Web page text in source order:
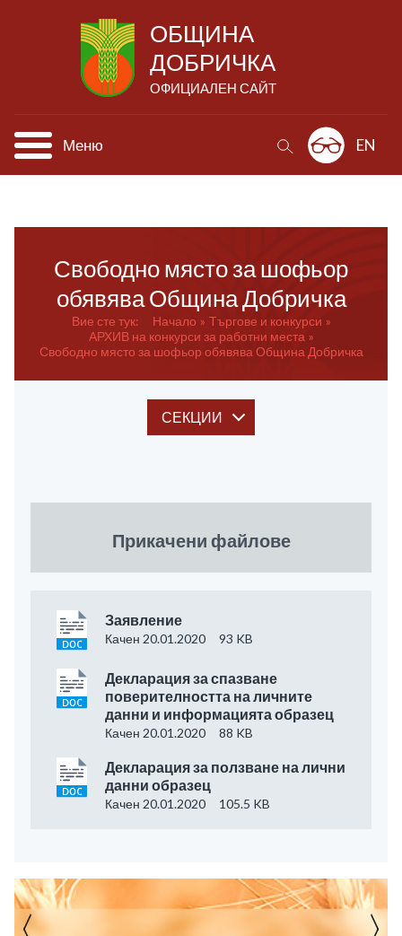
ОБЩИНА
ДОБРИЧКА
ОФИЦИАЛЕН САЙТ
Меню EN
Свободно място за шофьор
обявява Община Добричка
Вие сте тук: Начало
Tъргове и конкурси
АРХИВ на конкурси за работни места
Свободно място за шофьор обявява Община Добричка
СЕКЦИИ
Прикачени файлове
Заявление
Качен 20.01.2020 93 KB
Декларация за спазване
поверителността на личните
данни и информацията образец
Качен 20.01.2020 88 KB
Декларация за ползване на лични
данни образец
Качен 20.01.2020 105.5 KB